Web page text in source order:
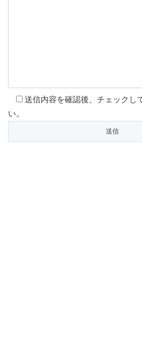
送信内容を確認後、チェックし
い。